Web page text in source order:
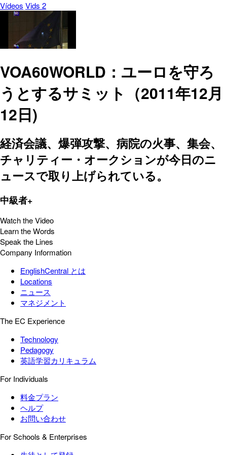
Vídeos Vids 2
VOA60WORLD：ユーロを守ろ
うとするサミット（2011年12月
12日)
経済会議、爆弾攻撃、病院の火事、集会、
チャリティー・オークションが今日のニ
ュースで取り上げられている。
中級者+
Watch the Video
Learn the Words
Speak the Lines
Company Information
EnglishCentral とは
Locations
ニュース
マネジメント
The EC Experience
Technology
Pedagogy
英語学習カリキュラム
For Individuals
料金プラン
ヘルプ
お問い合わせ
For Schools & Enterprises